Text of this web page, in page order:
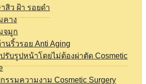
สิว ฝ้า รอยดำ
คาง
จมูก
นริ้วรอย Anti Aging
รับรูปหน้าโดยไม่ต้องผ่าตัด Cosmetic
รรมความงาม Cosmetic Surgery